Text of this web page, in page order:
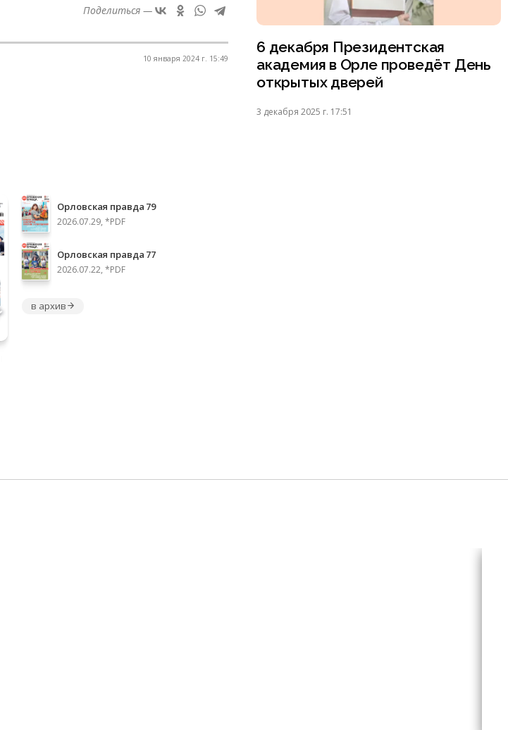
Поделиться —
10 января 2024 г. 15:49
6 декабря Президентская
академия в Орле проведёт День
открытых дверей
3 декабря 2025 г. 17:51
Орловская правда 79
2026.07.29, *PDF
Орловская правда 77
2026.07.22, *PDF
в архив